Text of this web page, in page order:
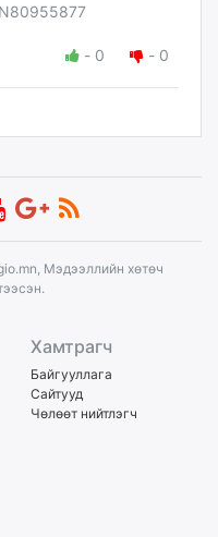
- 0 - 0
Мэдээллийн хөтөч
Хамтрагч
Байгууллага
Сайтууд
Чөлөөт нийтлэгч